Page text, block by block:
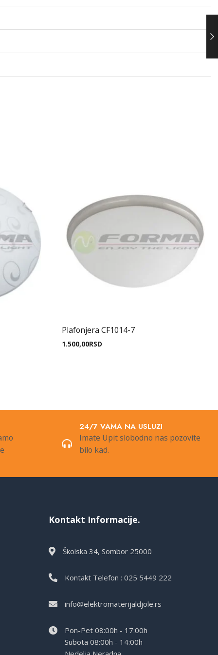
Plafonjera CF1014-7
1.500,00RSD
24/7 VAMA NA USLUZI
Imate Upit slobodno nas pozovite
bilo kad.
Kontakt Informacije.
Školska 34, Sombor 25000
Kontakt Telefon : 025 5449 222
info@elektromaterijaldjole.rs
Pon-Pet 08:00h - 17:00h
Subota 08:00h - 14:00h